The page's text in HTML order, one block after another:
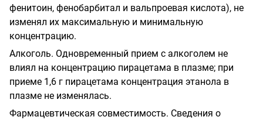
фенитоин, фенобарбитал и вальпроевая кислота), не
изменял их максимальную и минимальную
концентрацию.
Алкоголь. Одновременный прием с алкоголем не
влиял на концентрацию пирацетама в плазме; при
приеме 1,6 г пирацетама концентрация этанола в
плазме не изменялась.
Фармацевтическая совместимость. Сведения о